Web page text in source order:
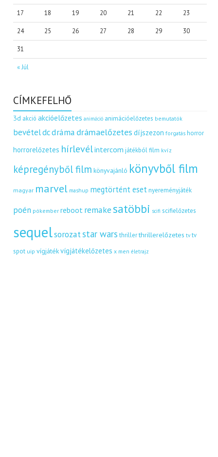
« Júl
17 18 19 20 21 22 23
24 25 26 27 28 29 30
31
CÍMKEFELHŐ
3d akció akcióelőzetes animáció animációelőzetes bemutatók
bevételdcdráma drámaelőzetes díjszezon forgatás horror
horrorelőzetes hírlevélintercom játékból film kvíz
képregényből film könyvajánló könyvből film
magyar marvel mashup megtörtént eset nyereményjáték
poén pókember reboot remakesatöbbi scifi scifielőzetes
sequelsorozatstar wars thriller thrillerelőzetes tv tv
spot uip vígjátékvígjátékelőzetes x men életrajz